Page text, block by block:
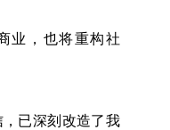
业，也将重构社
已深刻改造了我